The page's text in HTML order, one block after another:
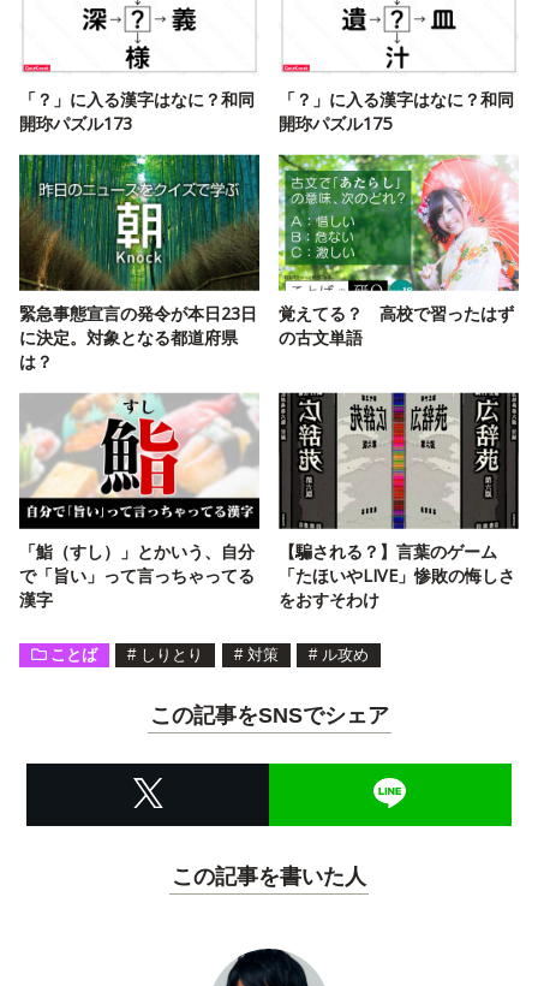
「？」に入る漢字はなに？和同
開珎パズル173
「？」に入る漢字はなに？和同
開珎パズル175
緊急事態宣言の発令が本日23日
に決定。対象となる都道府県
は？
覚えてる？ 高校で習ったはず
の古文単語
「鮨（すし）」とかいう、自分
で「旨い」って言っちゃってる
漢字
【騙される？】言葉のゲーム
「たほいやLIVE」惨敗の悔しさ
をおすそわけ
ことば # しりとり # 対策 # ル攻め
この記事をSNSでシェア
この記事を書いた人